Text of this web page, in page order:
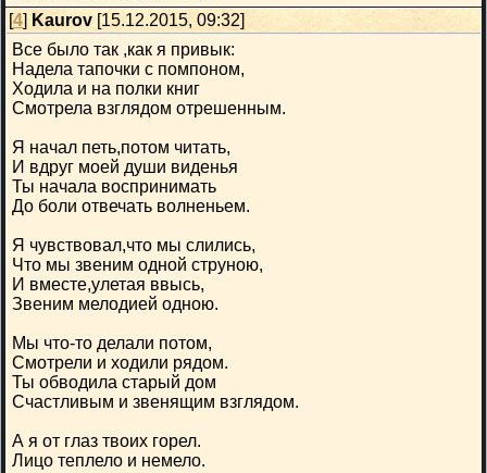
[4] Kaurov [15.12.2015, 09:32]
Все было так ,как я привык:
Надела тапочки с помпоном,
Ходила и на полки книг
Смотрела взглядом отрешенным.
Я начал петь,потом читать,
И вдруг моей души виденья
Ты начала воспринимать
До боли отвечать волненьем.
Я чувствовал,что мы слились,
Что мы звеним одной струною,
И вместе,улетая ввысь,
Звеним мелодией одною.
Мы что-то делали потом,
Смотрели и ходили рядом.
Ты обводила старый дом
Счастливым и звенящим взглядом.
А я от глаз твоих горел.
Лицо теплело и немело.